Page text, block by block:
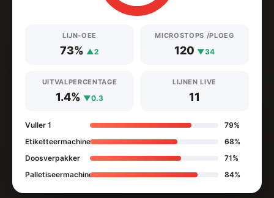
LIJN-OEE
73% ▲2
MICROSTOPS /PLOEG
120 ▼34
UITVALPERCENTAGE
1.4% ▼0.3
LIJNEN LIVE
11
Vuller 1
79%
Etiketteermachine
68%
Doosverpakker
71%
Palletiseermachine
84%